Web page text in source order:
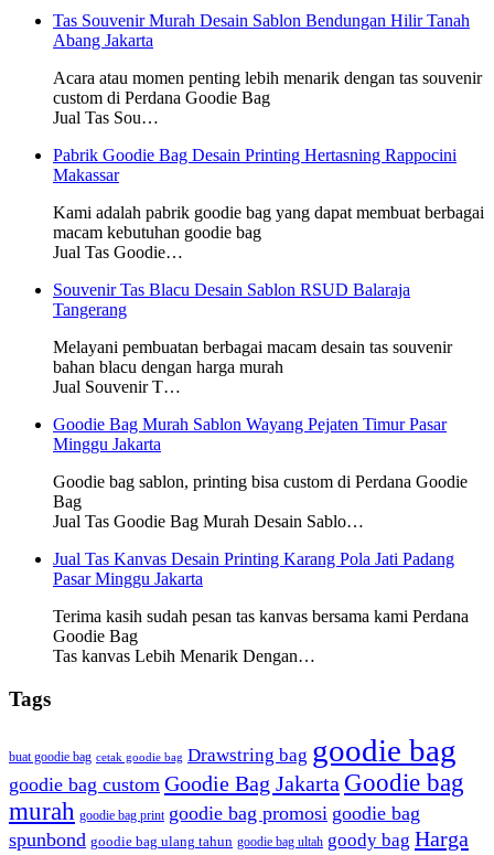
Tas Souvenir Murah Desain Sablon Bendungan Hilir Tanah
Abang Jakarta
Acara atau momen penting lebih menarik dengan tas souvenir
custom di Perdana Goodie Bag
Jual Tas Sou…
Pabrik Goodie Bag Desain Printing Hertasning Rappocini
Makassar
Kami adalah pabrik goodie bag yang dapat membuat berbagai
macam kebutuhan goodie bag
Jual Tas Goodie…
Souvenir Tas Blacu Desain Sablon RSUD Balaraja
Tangerang
Melayani pembuatan berbagai macam desain tas souvenir
bahan blacu dengan harga murah
Jual Souvenir T…
Goodie Bag Murah Sablon Wayang Pejaten Timur Pasar
Minggu Jakarta
Goodie bag sablon, printing bisa custom di Perdana Goodie
Bag
Jual Tas Goodie Bag Murah Desain Sablo…
Jual Tas Kanvas Desain Printing Karang Pola Jati Padang
Pasar Minggu Jakarta
Terima kasih sudah pesan tas kanvas bersama kami Perdana
Goodie Bag
Tas kanvas Lebih Menarik Dengan…
Tags
buat goodie bag cetak goodie bag Drawstring bag goodie bag
goodie bag custom Goodie Bag Jakarta Goodie bag
murah goodie bag print goodie bag promosi goodie bag
spunbond goodie bag ulang tahun goodie bag ultah goody bag Harga